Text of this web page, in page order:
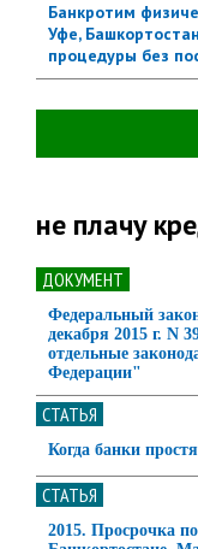
Банкротим
Уфе,
процедуры без
не плачу
ДОКУМЕНТ
Федеральный
декабря 2015 г. N
отдельные
Федерации"
СТАТЬЯ
Когда банки
СТАТЬЯ
2015. Просрочка